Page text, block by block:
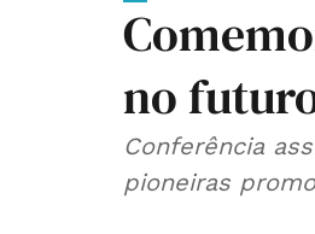
no
Conferência
pioneiras